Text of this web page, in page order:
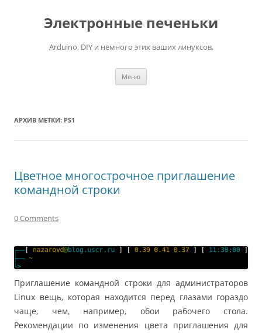
Электронные печеньки
Arduino, DIY и немного этих ваших линуксов.
Меню
АРХИВ МЕТКИ: PS1
Цветное многострочное приглашение
командной строки
0 Comments
Приглашение командной строки для администраторов
Linux вещь, которая находится перед глазами гораздо
чаще, чем, например, обои рабочего стола.
Рекомендации по изменения цвета приглашения для